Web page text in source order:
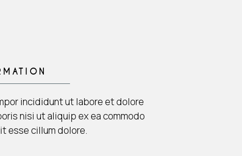
incididunt ut labore et dolore
nisi ut aliquip ex ea commodo
esse cillum dolore.